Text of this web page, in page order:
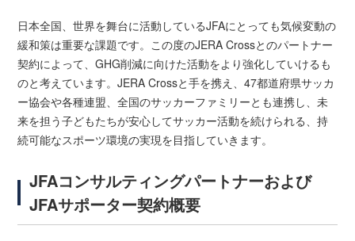
日本全国、世界を舞台に活動しているJFAにとっても気候変動の
緩和策は重要な課題です。この度のJERA Crossとのパートナー
契約によって、GHG削減に向けた活動をより強化していけるも
のと考えています。JERA Crossと手を携え、47都道府県サッカ
ー協会や各種連盟、全国のサッカーファミリーとも連携し、未
来を担う子どもたちが安心してサッカー活動を続けられる、持
続可能なスポーツ環境の実現を目指していきます。
JFAコンサルティングパートナーおよび
JFAサポーター契約概要